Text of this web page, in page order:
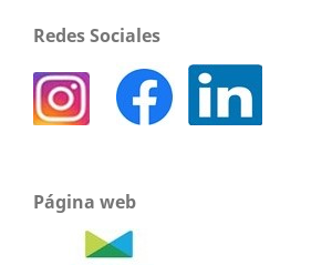
Redes Sociales
Página web